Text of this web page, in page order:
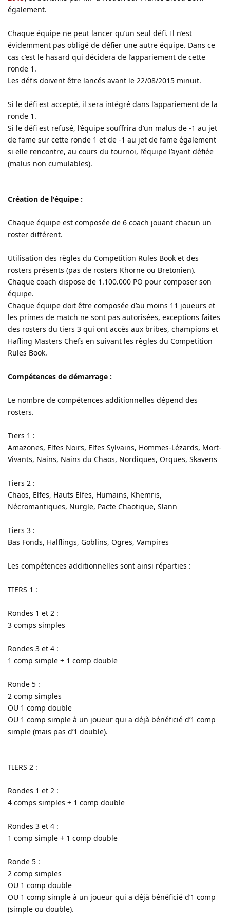
également.
Chaque équipe ne peut lancer qu’un seul défi. Il n’est
évidemment pas obligé de défier une autre équipe. Dans ce
cas c’est le hasard qui décidera de l’appariement de cette
ronde 1.
Les défis doivent être lancés avant le 22/08/2015 minuit.
Si le défi est accepté, il sera intégré dans l’appariement de la
ronde 1.
Si le défi est refusé, l’équipe souffrira d’un malus de -1 au jet
de fame sur cette ronde 1 et de -1 au jet de fame également
si elle rencontre, au cours du tournoi, l’équipe l’ayant défiée
(malus non cumulables).
Création de l'équipe :
Chaque équipe est composée de 6 coach jouant chacun un
roster différent.
Utilisation des règles du Competition Rules Book et des
rosters présents (pas de rosters Khorne ou Bretonien).
Chaque coach dispose de 1.100.000 PO pour composer son
équipe.
Chaque équipe doit être composée d’au moins 11 joueurs et
les primes de match ne sont pas autorisées, exceptions faites
des rosters du tiers 3 qui ont accès aux bribes, champions et
Hafling Masters Chefs en suivant les règles du Competition
Rules Book.
Compétences de démarrage :
Le nombre de compétences additionnelles dépend des
rosters.
Tiers 1 :
Amazones, Elfes Noirs, Elfes Sylvains, Hommes-Lézards, Mort-
Vivants, Nains, Nains du Chaos, Nordiques, Orques, Skavens
Tiers 2 :
Chaos, Elfes, Hauts Elfes, Humains, Khemris,
Nécromantiques, Nurgle, Pacte Chaotique, Slann
Tiers 3 :
Bas Fonds, Halflings, Goblins, Ogres, Vampires
Les compétences additionnelles sont ainsi réparties :
TIERS 1 :
Rondes 1 et 2 :
3 comps simples
Rondes 3 et 4 :
1 comp simple + 1 comp double
Ronde 5 :
2 comp simples
OU 1 comp double
OU 1 comp simple à un joueur qui a déjà bénéficié d’1 comp
simple (mais pas d’1 double).
TIERS 2 :
Rondes 1 et 2 :
4 comps simples + 1 comp double
Rondes 3 et 4 :
1 comp simple + 1 comp double
Ronde 5 :
2 comp simples
OU 1 comp double
OU 1 comp simple à un joueur qui a déjà bénéficié d’1 comp
(simple ou double).